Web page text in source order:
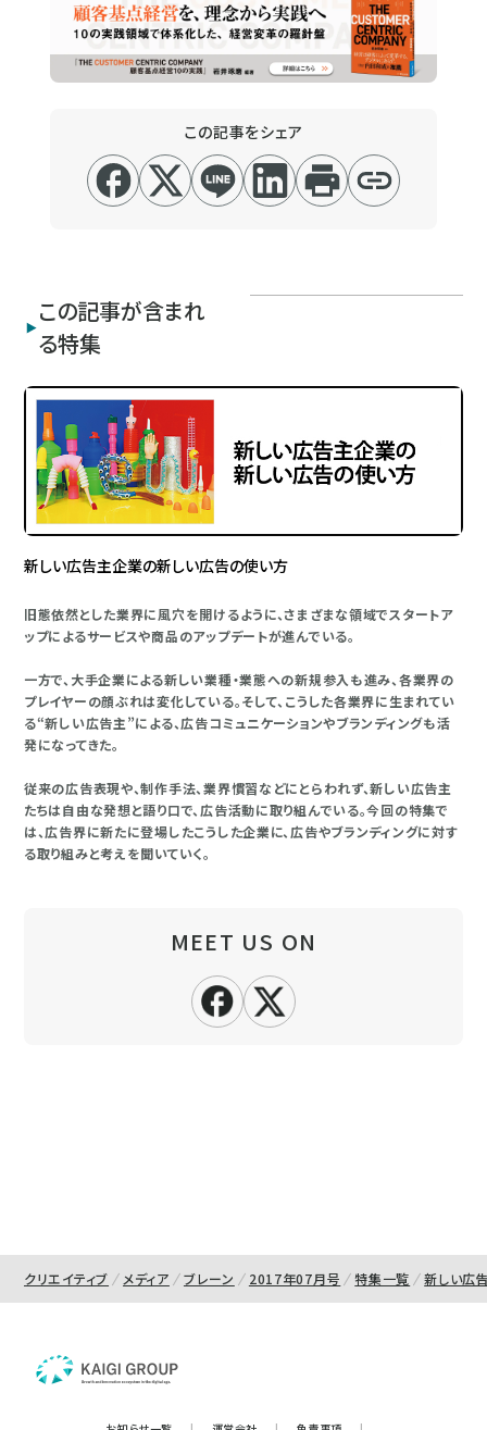
この記事をシェア
この記事が含まれ
る特集
新しい広告主企業の新しい広告の使い方
旧態依然とした業界に風穴を開けるように、さまざまな領域でスタートア
ップによるサービスや商品のアップデートが進んでいる。
一方で、大手企業による新しい業種・業態への新規参入も進み、各業界の
プレイヤーの顔ぶれは変化している。そして、こうした各業界に生まれてい
る“新しい広告主”による、広告コミュニケーションやブランディングも活
発になってきた。
従来の広告表現や、制作手法、業界慣習などにとらわれず、新しい広告主
たちは自由な発想と語り口で、広告活動に取り組んでいる。今回の特集で
は、広告界に新たに登場したこうした企業に、広告やブランディングに対す
る取り組みと考えを聞いていく。
MEET US ON
クリエイティブ メディア ブレーン 2017年07月号 特集一覧 新しい広